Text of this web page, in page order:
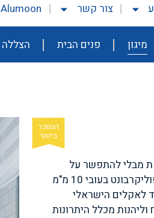
צור קשר Alumoon ריהוט גן
מיגון פנים הבית הצללה
מבלי להתפשר על
בטיחות משפחתך. בסדרת השקופים, הסורגים עשויים לוחות פוליקרבונט בעובי 10 מ"מ
לאקלים הישראלי
מכלל היתרונות